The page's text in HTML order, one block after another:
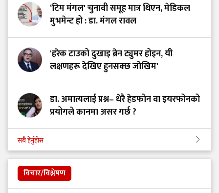
‘टिम मंगल' चुनावी समूह मात्र थिएन, मेडिकल
मुभमेन्ट हो : डा. मंगल रावल
'हरेक टाउको दुखाइ ब्रेन ट्युमर होइन, यी
लक्षणहरू देखिए हुनसक्छ जोखिम'
डा. अमात्यलाई प्रश्न– धेरै हेडफोन वा इयरफोनको
प्रयोगले कानमा असर गर्छ ?
सबै हेर्नुहोस
विचार/विश्लेषण